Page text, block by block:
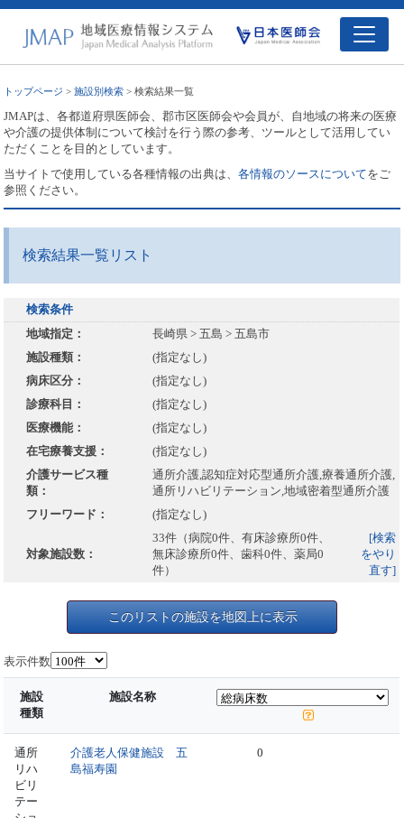
トップページ >施設別検索 > 検索結果一覧
JMAPは、各都道府県医師会、郡市区医師会や会員が、自地域の将来の医療
や介護の提供体制について検討を行う際の参考、ツールとして活用してい
ただくことを目的としています。
当サイトで使用している各種情報の出典は、各情報のソースについてをご
参照ください。
検索結果一覧リスト
検索条件
地域指定：
長崎県 > 五島 > 五島市
施設種類：
(指定なし)
病床区分：
(指定なし)
診療科目：
(指定なし)
医療機能：
(指定なし)
在宅療養支援：
(指定なし)
介護サービス種
類：
通所介護,認知症対応型通所介護,療養通所介護,
通所リハビリテーション,地域密着型通所介護
フリーワード：
(指定なし)
対象施設数：
33件（病院0件、有床診療所0件、
無床診療所0件、歯科0件、薬局0
件）
[検索
をやり
直す]
このリストの施設を地図上に表示
表示件数
施設
種類
施設名称
通所
リハ
ビリ
テー
介護老人保健施設 五
島福寿園
0